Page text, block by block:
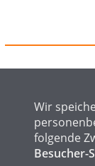
FAQ
Wir
folgende
Besucher-